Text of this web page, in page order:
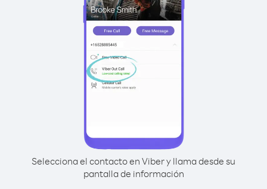
Selecciona el contacto en Viber y llama desde su
pantalla de información